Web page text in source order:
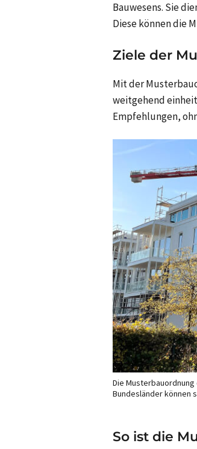
Bauwesens. Sie
Diese können die
Ziele der
Mit der
weitgehend
Empfehlungen,
Die
Bundesländer können
So ist die